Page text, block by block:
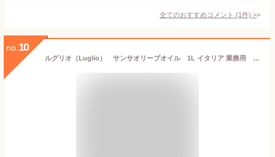
全てのおすすめコメント (1件) >
no. 10
ルグリオ（Luglio） サンサオリーブオイル 1L イタリア 業務用 【常温便】